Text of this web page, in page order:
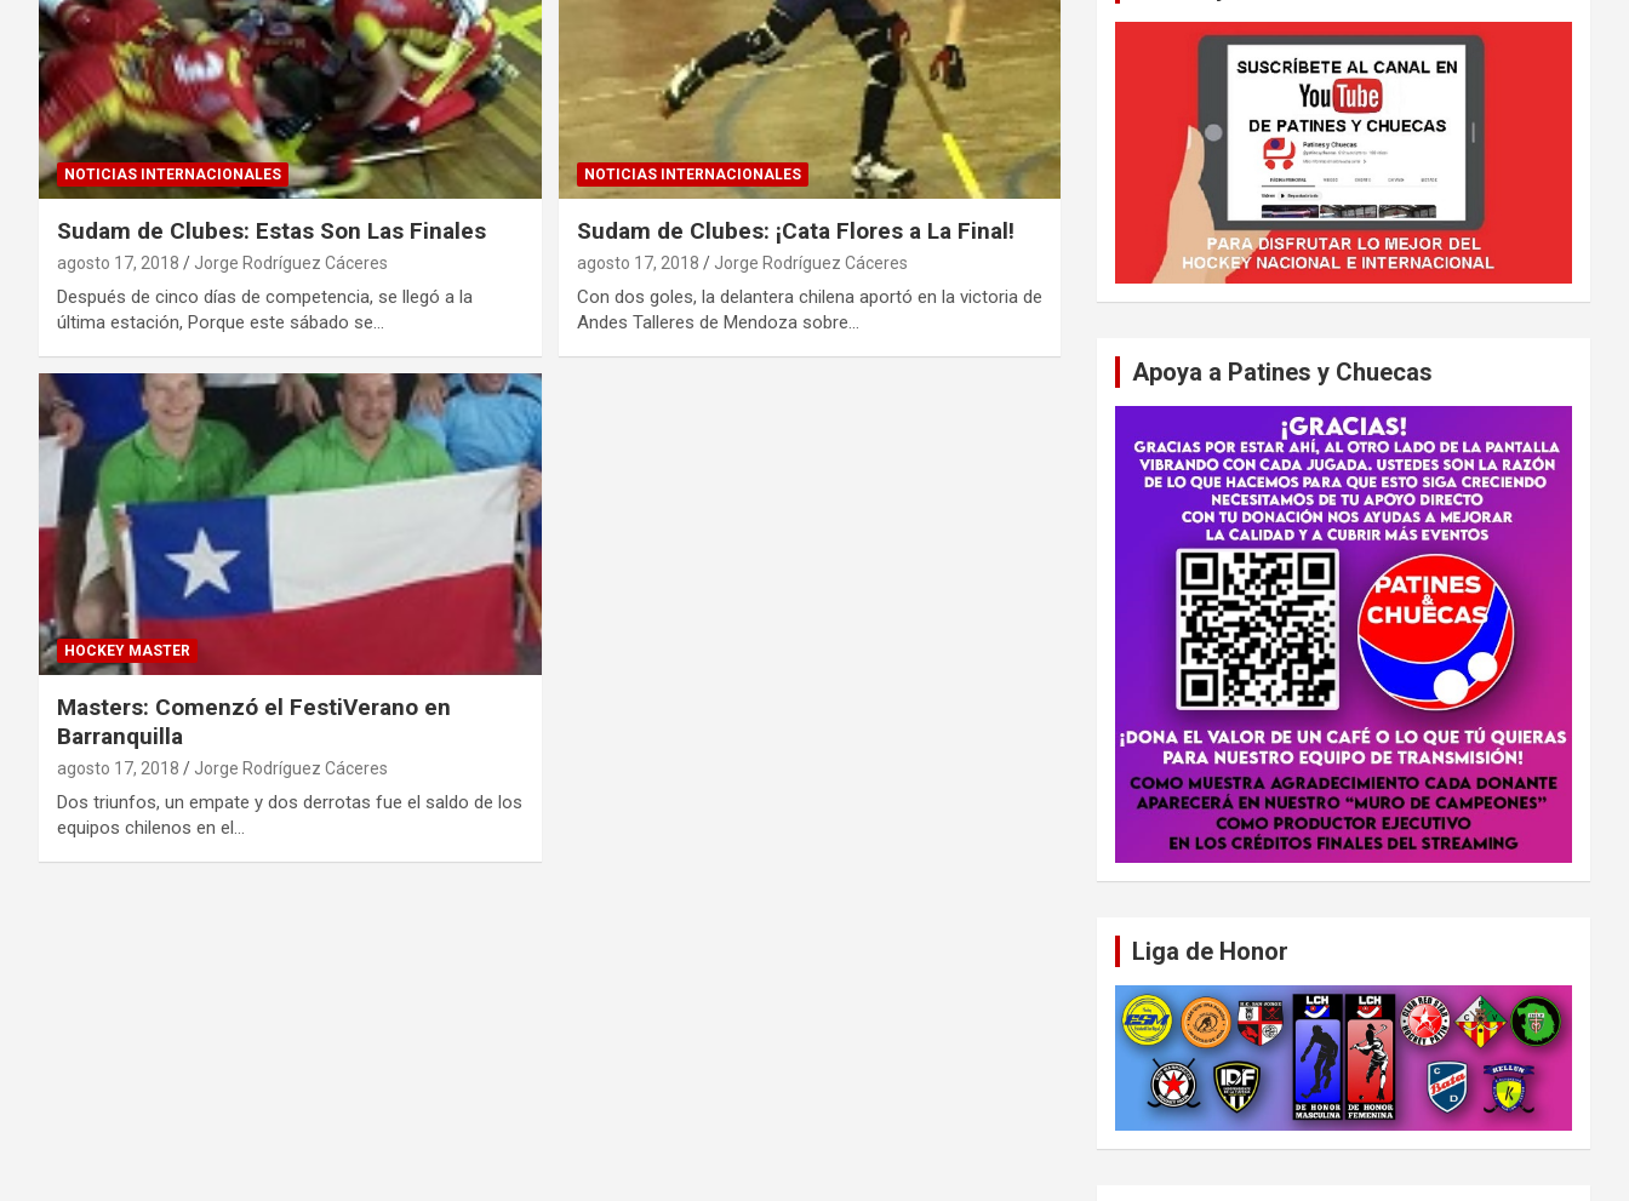
NOTICIAS INTERNACIONALES
Sudam de Clubes: Estas Son Las Finales
agosto 17, 2018 Jorge Rodríguez Cáceres
Después de cinco días de competencia, se llegó a la
última estación, Porque este sábado se…
NOTICIAS INTERNACIONALES
Sudam de Clubes: ¡Cata Flores a La Final!
agosto 17, 2018 Jorge Rodríguez Cáceres
Con dos goles, la delantera chilena aportó en la victoria de
Andes Talleres de Mendoza sobre…
HOCKEY MASTER
Masters: Comenzó el FestiVerano en
Barranquilla
agosto 17, 2018 Jorge Rodríguez Cáceres
Dos triunfos, un empate y dos derrotas fue el saldo de los
equipos chilenos en el…
Apoya a Patines y Chuecas
Liga de Honor